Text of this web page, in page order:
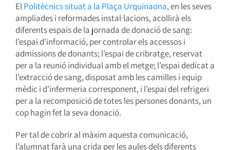
ElPolitècnics situat a la Plaça Urquinaona, en les seves
ampliades i reformades instal·lacions, acollirà els
diferents espais de la jornada de donació de sang:
l’espai d’informació, per controlar els accessos i
admissions de donants; l’espai de cribratge, reservat
per a la reunió individual amb el metge; l’espai dedicat a
l’extracció de sang, disposat amb les camilles i equip
mèdic i d’infermeria corresponent, i l’espai del refrigeri
per a la recomposició de totes les persones donants, un
cop hagin fet la seva donació.
Per tal de cobrir al màxim aquesta comunicació,
l’alumnat farà una crida per les aules dels diferents